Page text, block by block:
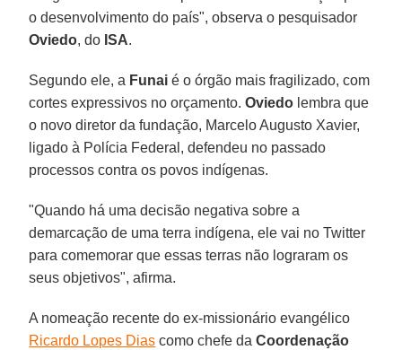
o desenvolvimento do país", observa o pesquisador
Oviedo, do ISA.
Segundo ele, a Funai é o órgão mais fragilizado, com
cortes expressivos no orçamento.Oviedo lembra que
o novo diretor da fundação, Marcelo Augusto Xavier,
ligado à Polícia Federal, defendeu no passado
processos contra os povos indígenas.
"Quando há uma decisão negativa sobre a
demarcação de uma terra indígena, ele vai no Twitter
para comemorar que essas terras não lograram os
seus objetivos", afirma.
A nomeação recente do ex-missionário evangélico
Ricardo Lopes Dias como chefe da Coordenação